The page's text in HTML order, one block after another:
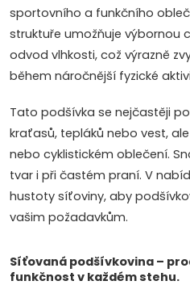
d
a
c
í
p
r
v
y
sportovního a funkčního
struktuře umožňuje výbornou
odvod vlhkosti, což výrazně
během náročnější fyzické
Tato podšívka se nejčastěji
kraťasů, tepláků nebo vest,
nebo cyklistickém oblečení.
tvar i při častém praní. V
hustoty síťoviny, aby
vašim požadavkům.
Síťovaná podšívkovina –
funkčnost v každém stehu.